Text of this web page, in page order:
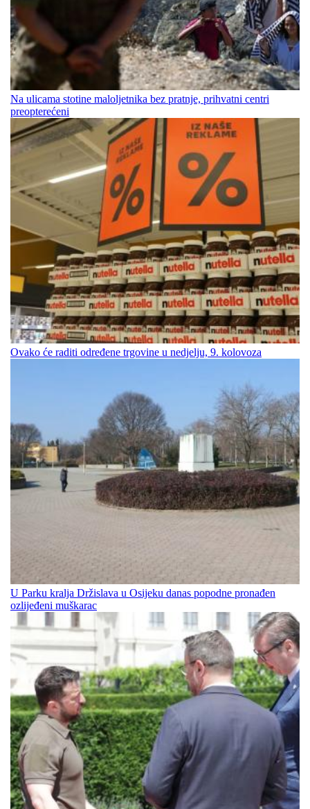
Na ulicama stotine maloljetnika bez pratnje, prihvatni centri
preopterećeni
Ovako će raditi određene trgovine u nedjelju, 9. kolovoza
U Parku kralja Držislava u Osijeku danas popodne pronađen
ozlijeđeni muškarac